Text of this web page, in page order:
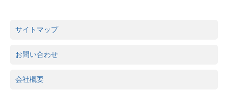
サイトマップ
お問い合わせ
会社概要